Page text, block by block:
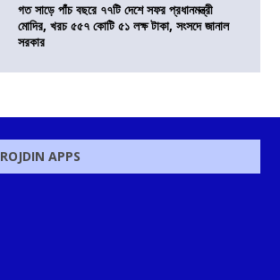
গত সাড়ে পাঁচ বছরে ৭৭টি দেশে সফর প্রধানমন্ত্রী
মোদির, খরচ ৫৫৭ কোটি ৫১ লক্ষ টাকা, সংসদে জানাল
সরকার
ROJDIN APPS